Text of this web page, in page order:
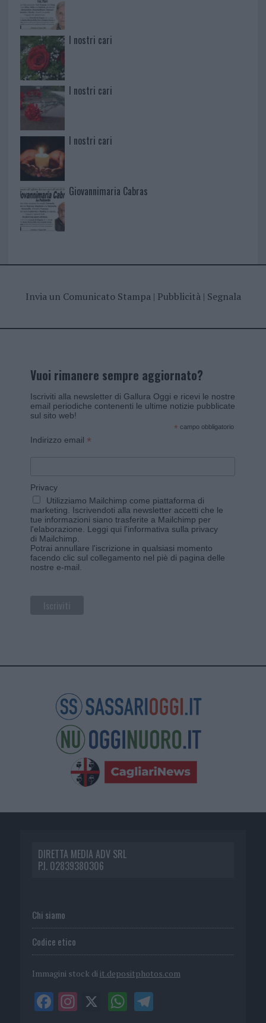
I nostri cari
I nostri cari
I nostri cari
Giovannimaria Cabras
Invia un Comunicato Stampa| Pubblicità| Segnala
Vuoi rimanere sempre aggiornato?
Iscriviti alla newsletter di Gallura Oggi e ricevi le nostre
email periodiche contenenti le ultime notizie pubblicate
sul sito web!
* campo obbligatorio
Indirizzo email *
Privacy
Utilizziamo Mailchimp come piattaforma di
marketing. Iscrivendoti alla newsletter accetti che le
tue informazioni siano trasferite a Mailchimp per
l'elaborazione. Leggi qui l'informativa sulla privacy
di Mailchimp
Potrai annullare l'iscrizione in qualsiasi momento
facendo clic sul collegamento nel piè di pagina delle
nostre e-mail.
DIRETTA MEDIA ADV SRL
P.I. 02839380306
Chi siamo
Codice etico
Immagini stock di it.depositphotos.com